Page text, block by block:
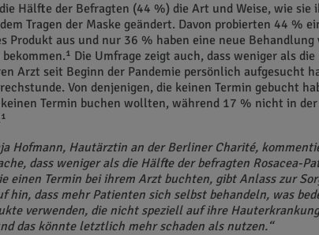
Hälfte der Befragten (44 %) die Art und Weise, wie sie
Tragen der Maske geändert. Davon probierten 44 %
Produkt aus und nur 36 % haben eine neue Behandlung
Die Umfrage zeigt auch, dass weniger als
Arzt seit Beginn der Pandemie persönlich aufgesucht
Von denjenigen, die keinen Termin gebucht
Termin buchen wollten, während 17 % nicht in der
Hofmann, Hautärztin an der Berliner Charité,
dass weniger als die Hälfte der befragten Rosacea-
einen Termin bei ihrem Arzt buchten, gibt Anlass zur
hin, dass mehr Patienten sich selbst behandeln, was
verwenden, die nicht speziell auf ihre Hauterkrankung
das könnte letztlich mehr schaden als nutzen.“